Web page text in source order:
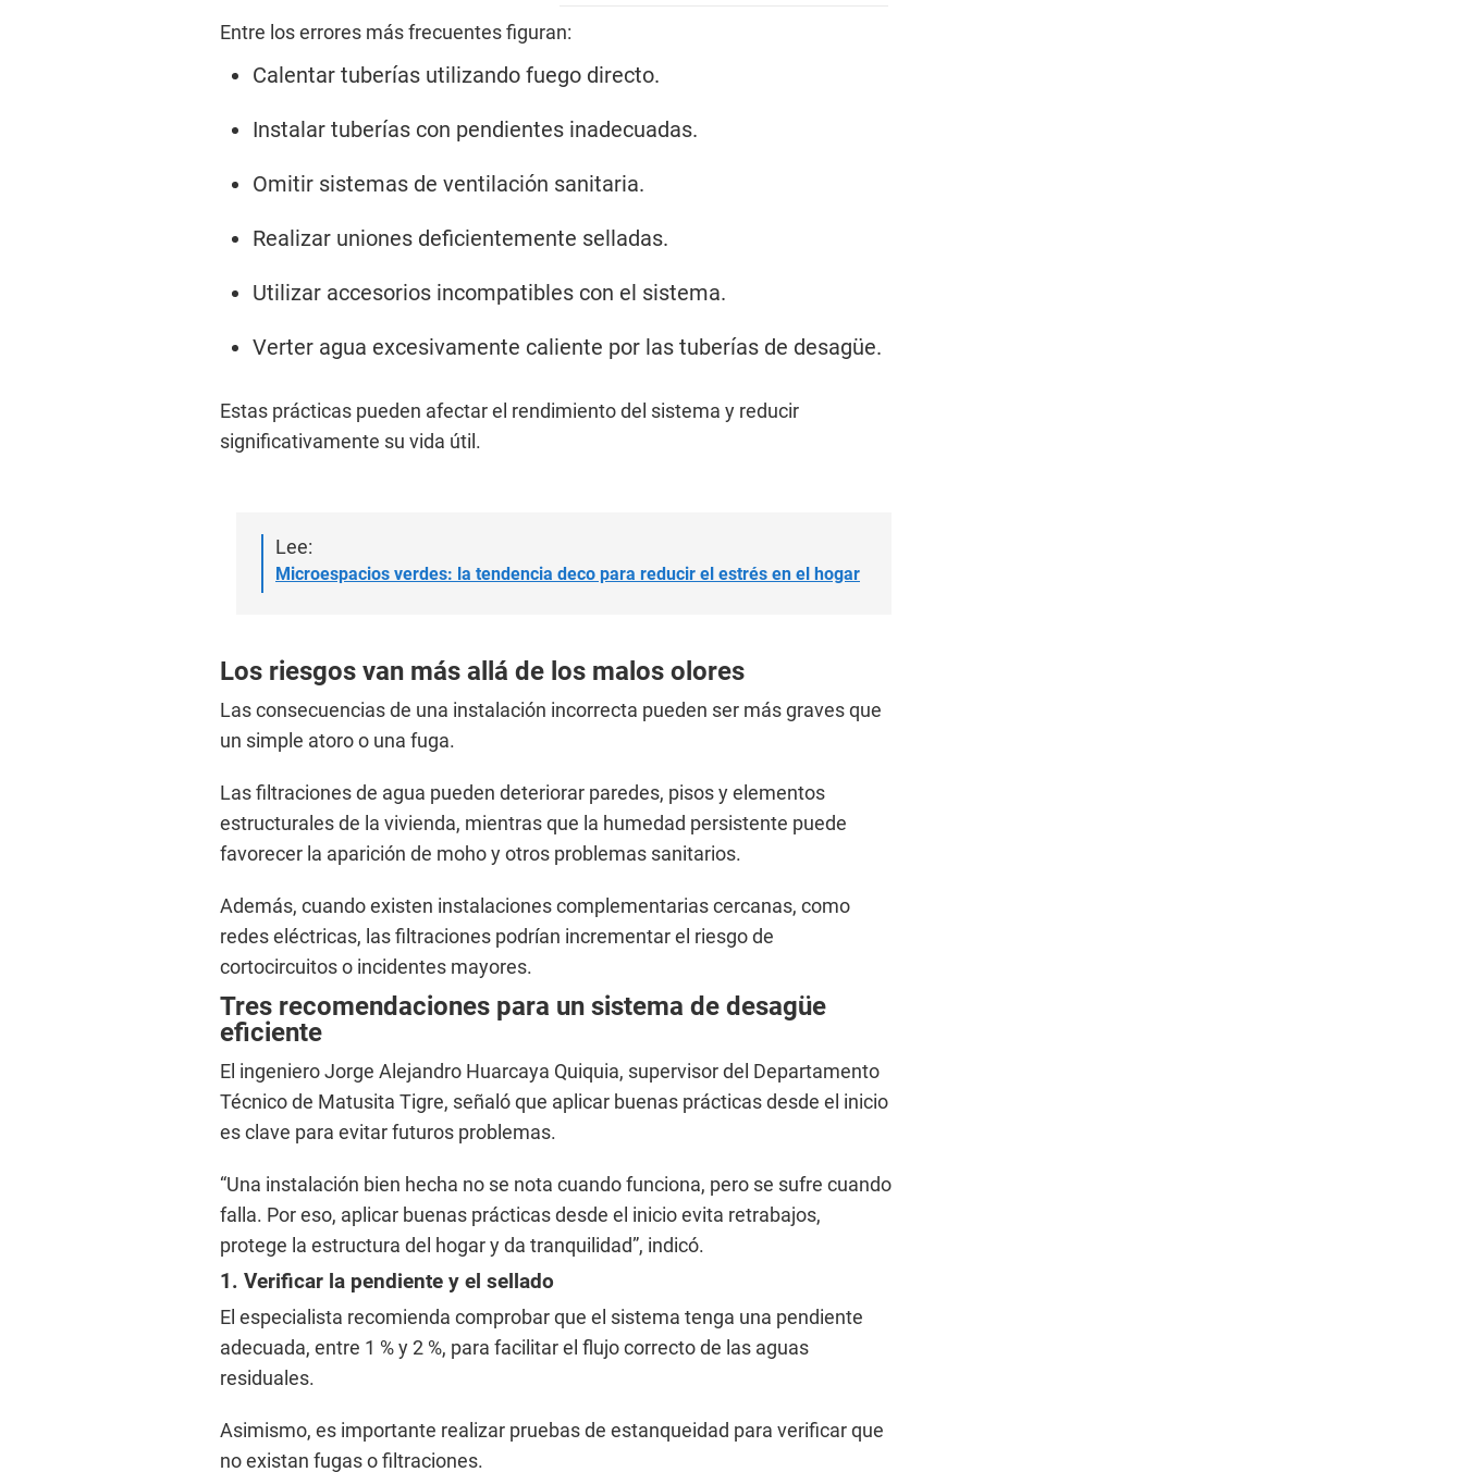
Entre los errores más frecuentes figuran:
Calentar tuberías utilizando fuego directo.
Instalar tuberías con pendientes inadecuadas.
Omitir sistemas de ventilación sanitaria.
Realizar uniones deficientemente selladas.
Utilizar accesorios incompatibles con el sistema.
Verter agua excesivamente caliente por las tuberías de desagüe.
Estas prácticas pueden afectar el rendimiento del sistema y reducir
significativamente su vida útil.
Lee:
Microespacios verdes: la tendencia deco para reducir el estrés en el hogar
Los riesgos van más allá de los malos olores
Las consecuencias de una instalación incorrecta pueden ser más graves que
un simple atoro o una fuga.
Las filtraciones de agua pueden deteriorar paredes, pisos y elementos
estructurales de la vivienda, mientras que la humedad persistente puede
favorecer la aparición de moho y otros problemas sanitarios.
Además, cuando existen instalaciones complementarias cercanas, como
redes eléctricas, las filtraciones podrían incrementar el riesgo de
cortocircuitos o incidentes mayores.
Tres recomendaciones para un sistema de desagüe
eficiente
El ingeniero Jorge Alejandro Huarcaya Quiquia, supervisor del Departamento
Técnico de Matusita Tigre, señaló que aplicar buenas prácticas desde el inicio
es clave para evitar futuros problemas.
“Una instalación bien hecha no se nota cuando funciona, pero se sufre cuando
falla. Por eso, aplicar buenas prácticas desde el inicio evita retrabajos,
protege la estructura del hogar y da tranquilidad”, indicó.
1. Verificar la pendiente y el sellado
El especialista recomienda comprobar que el sistema tenga una pendiente
adecuada, entre 1 % y 2 %, para facilitar el flujo correcto de las aguas
residuales.
Asimismo, es importante realizar pruebas de estanqueidad para verificar que
no existan fugas o filtraciones.